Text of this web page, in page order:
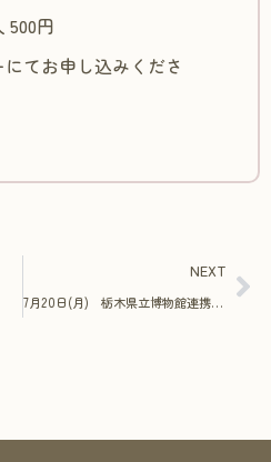
500円
てお申し込みくださ
NEXT
7月20日(月) 栃木県立博物館連携事業「土偶ミニレプリカと土器拓本しおりをつくろう」